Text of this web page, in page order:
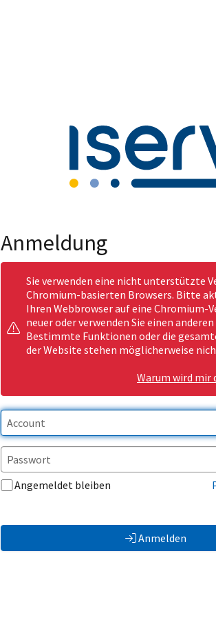
Anmeldung
Sie verwenden eine nicht unterstützte
Chromium-basierten Browsers. Bitte
Ihren Webbrowser auf eine Chromium-
neuer oder verwenden Sie einen
Bestimmte Funktionen oder die
der Website stehen möglicherweise
Warum wird mir
Angemeldet bleiben
Anmelden